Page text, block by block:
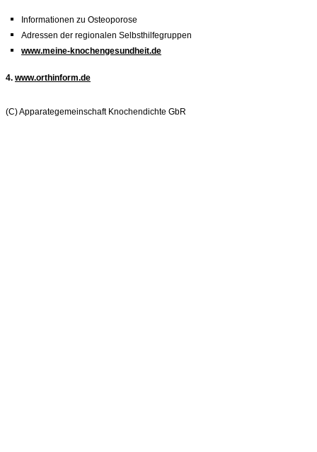
Informationen zu Osteoporose
Adressen der regionalen Selbsthilfegruppen
www.meine-knochengesundheit.de
4. www.orthinform.de
(C) Apparategemeinschaft Knochendichte GbR